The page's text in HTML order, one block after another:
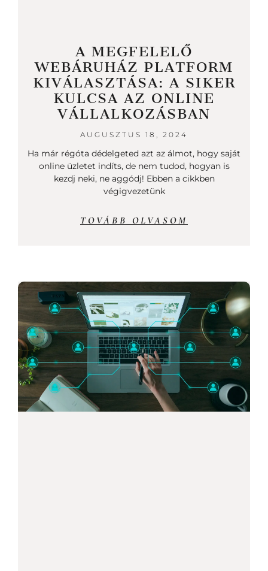
A MEGFELELŐ
WEBÁRUHÁZ PLATFORM
KIVÁLASZTÁSA: A SIKER
KULCSA AZ ONLINE
VÁLLALKOZÁSBAN
AUGUSZTUS 18, 2024
Ha már régóta dédelgeted azt az álmot, hogy saját
online üzletet indíts, de nem tudod, hogyan is
kezdj neki, ne aggódj! Ebben a cikkben
végigvezetünk
TOVÁBB OLVASOM